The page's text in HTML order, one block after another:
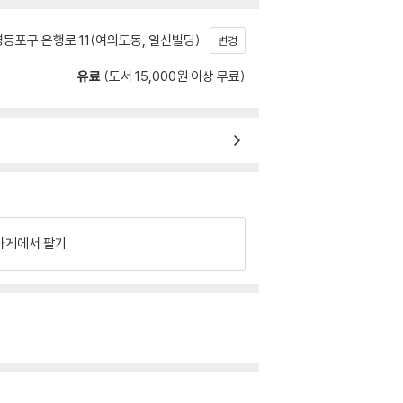
포구 은행로 11(여의도동, 일신빌딩) 변경
유료 (도서 15,000원 이상 무료)
게에서 팔기